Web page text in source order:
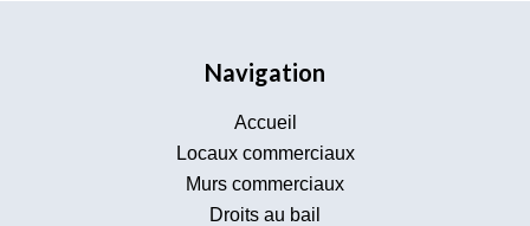
Navigation
Accueil
Locaux commerciaux
Murs commerciaux
Droits au bail